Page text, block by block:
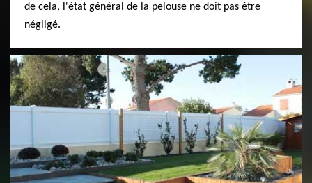
de cela, l'état général de la pelouse ne doit pas être
négligé.